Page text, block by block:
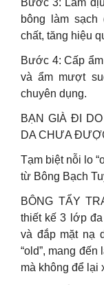
bông làm sạch
chất, tăng hiệu
Bước 4: Cấp
và ẩm mượt
chuyên dụng.
BẠN GIÀ ĐI
DA CHƯA
Tạm biệt nỗi lo
từ Bông Bạch
BÔNG TẨY
thiết kế 3 lớp
và đắp mặt nạ
“old”, mang
mà không để lại